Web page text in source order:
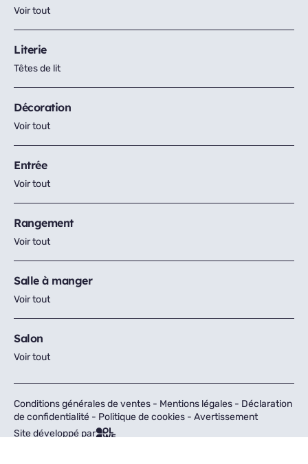
Voir tout
Literie
Têtes de lit
Décoration
Voir tout
Entrée
Voir tout
Rangement
Voir tout
Salle à manger
Voir tout
Salon
Voir tout
Conditions générales de ventes - Mentions légales - Déclaration
de confidentialité - Politique de cookies - Avertissement
Site développé par